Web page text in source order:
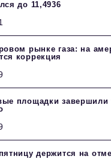
до 11,4936
рынке газа: на
коррекция
площадки завершили
держится на